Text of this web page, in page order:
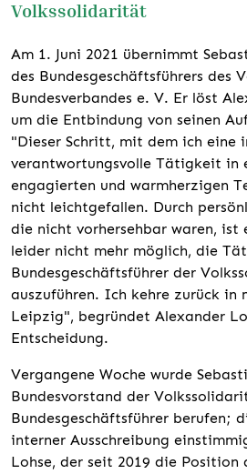
Volkssolidarität
Am 1. Juni 2021 übernimmt
des Bundesgeschäftsführers des
Bundesverbandes e. V. Er löst
um die Entbindung von seinen
"Dieser Schritt, mit dem ich eine
verantwortungsvolle Tätigkeit in
engagierten und warmherzigen
nicht leichtgefallen. Durch
die nicht vorhersehbar waren, ist
leider nicht mehr möglich, die
Bundesgeschäftsführer der
auszuführen. Ich kehre zurück in
Leipzig", begründet Alexander
Entscheidung.
Vergangene Woche wurde
Bundesvorstand der
Bundesgeschäftsführer berufen;
interner Ausschreibung
Lohse, der seit 2019 die Position